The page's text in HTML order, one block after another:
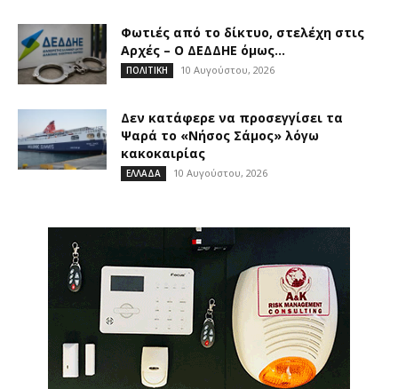
Φωτιές από το δίκτυο, στελέχη στις
Αρχές – Ο ΔΕΔΔΗΕ όμως...
ΠΟΛΙΤΙΚΗ 10 Αυγούστου, 2026
Δεν κατάφερε να προσεγγίσει τα
Ψαρά το «Νήσος Σάμος» λόγω
κακοκαιρίας
ΕΛΛΑΔΑ 10 Αυγούστου, 2026